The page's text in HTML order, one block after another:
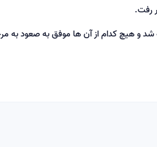
رفت.
حضور تیم های سوم برتر در جام جهانی ۲۰۲۶ نیز بسته شد و هیچ کدام از آن ها موفق به